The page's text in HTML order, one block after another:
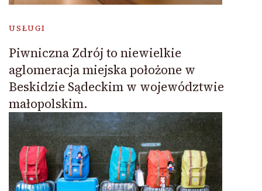
USŁUGI
Piwniczna Zdrój to niewielkie
aglomeracja miejska położone w
Beskidzie Sądeckim w województwie
małopolskim.